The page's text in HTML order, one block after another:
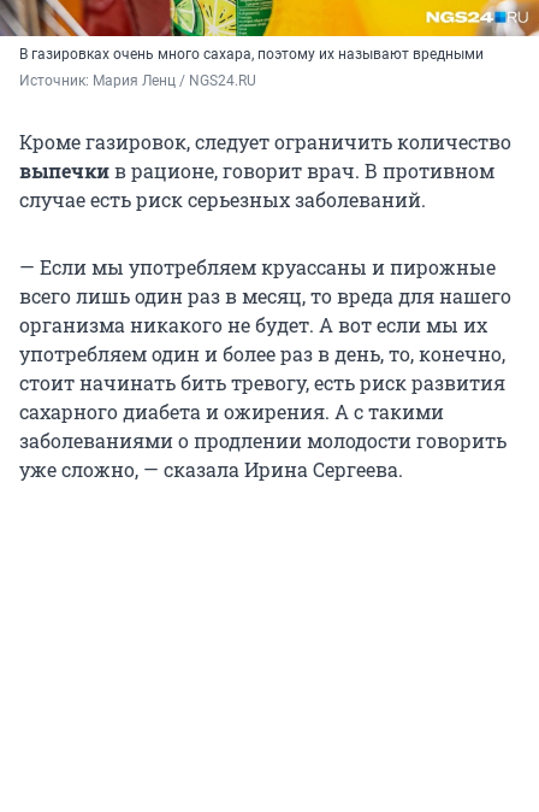
В газировках очень много сахара, поэтому их называют вредными
Источник: Мария Ленц / NGS24.RU
Кроме газировок, следует ограничить количество
выпечкив рационе, говорит врач. В противном
случае есть риск серьезных заболеваний.
— Если мы употребляем круассаны и пирожные
всего лишь один раз в месяц, то вреда для нашего
организма никакого не будет. А вот если мы их
употребляем один и более раз в день, то, конечно,
стоит начинать бить тревогу, есть риск развития
сахарного диабета и ожирения. А с такими
заболеваниями о продлении молодости говорить
уже сложно, — сказала Ирина Сергеева.